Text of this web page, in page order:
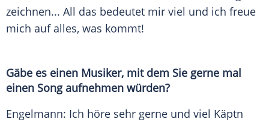
zeichnen... All das bedeutet mir viel und ich freue
mich auf alles, was kommt!
Gäbe es einen Musiker, mit dem Sie gerne mal
einen Song aufnehmen würden?
Engelmann: Ich höre sehr gerne und viel Käptn